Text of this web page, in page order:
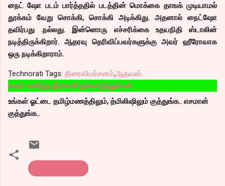
நைட் ஷோ படம் பார்த்ததில் படத்தின் மொக்கை தாஙக் முடியாமல்
தூக்கம் வேறு சொக்கி, சொக்கி அடிக்கிது. அதனால் நைட்ஷோ
தவிர்பது .நல்லது. இன்னொரு எச்சரிக்கை உதயநிதி ஸ்டாலின்
நடித்திருக்கிறார். ஆதரவு தெரிவிப்பவர்களுக்கு அவர் ஹீரோவாக
ஒரு நடிக்கிறாராம்.
Technorati Tags: திரைவிமர்சனம்,ஆதவன்.
தீபாவளி நல்வாழ்த்துக்கள்
உங்கள் ஓட்டை தமிழ்மணத்திலும், த்மிலிஷிலும் குத்துங்க.. எசமான்
குத்துங்க..